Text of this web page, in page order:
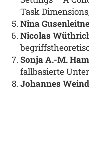
Task
Nina
Nicolas
Sonja A.-M.
fallbasierte
Johannes